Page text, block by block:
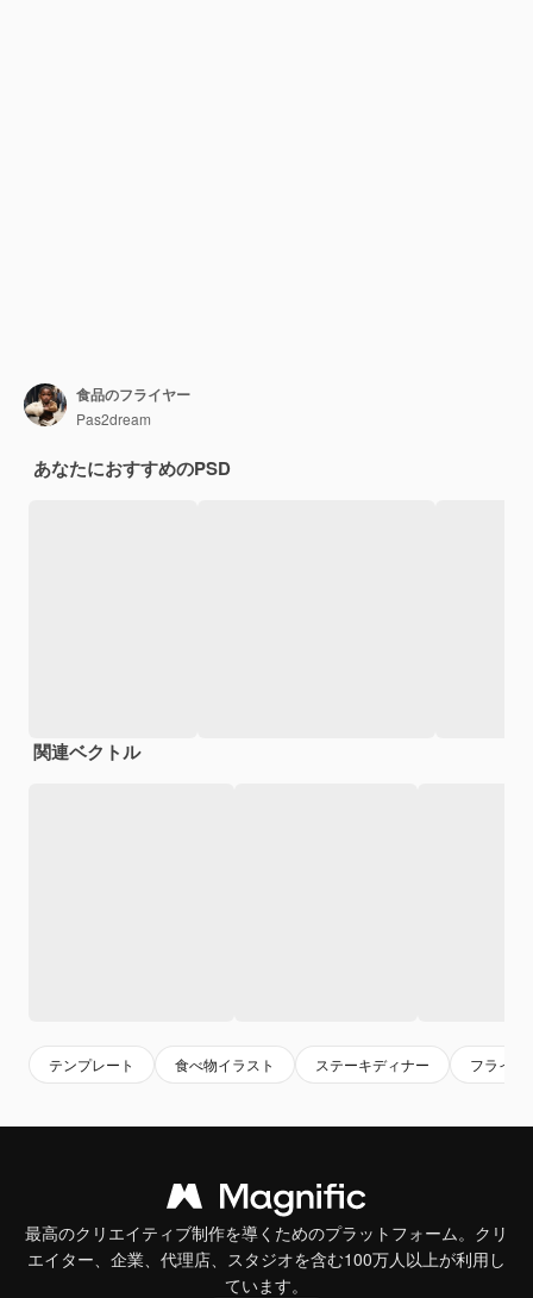
食品のフライヤー
Pas2dream
あなたにおすすめのPSD
関連ベクトル
テンプレート 食べ物イラスト ステーキディナー フライヤ
最高のクリエイティブ制作を導くためのプラットフォーム。クリ
エイター、企業、代理店、スタジオを含む100万人以上が利用し
ています。